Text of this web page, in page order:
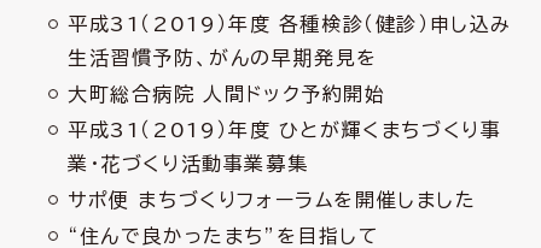
平成31（2019）年度 各種検診（健診）申し込み
生活習慣予防、がんの早期発見を
大町総合病院 人間ドック予約開始
平成31（2019）年度 ひとが輝くまちづくり事
業・花づくり活動事業募集
サポ便 まちづくりフォーラムを開催しました
“住んで良かったまち”を目指して